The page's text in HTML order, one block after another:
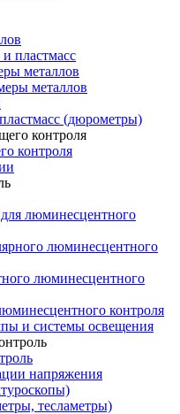
пластмасс
металлов
металлов
(дюрометры)
контроля
люминесцентного
люминесцентного
люминесцентного
контроля
и системы освещения
напряжения
тесламетры)